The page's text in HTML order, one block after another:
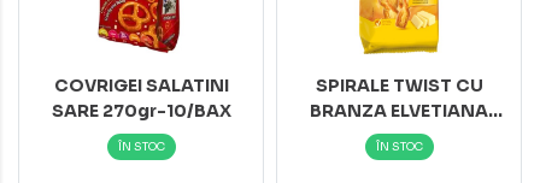
COVRIGEI SALATINI
SARE 270gr-10/BAX
ÎN STOC
SPIRALE TWIST CU
BRANZA ELVETIANA
ROLAND 100G
ÎN STOC